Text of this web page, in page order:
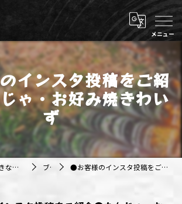
インスタ投稿をご紹
ゃ・お好み焼きわい
ず
埼玉のお好み焼きなら株式会社アジルカンパニー ブログ ●お客様のインスタ投稿をご紹介●もんじゃ・お好み焼きわいず